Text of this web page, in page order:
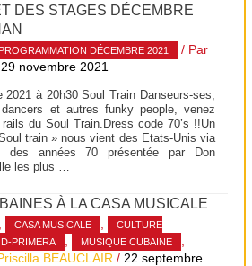
DES STAGES DÉCEMBRE
PROGRAMMATION DÉCEMBRE 2021
/ Par
29 novembre 2021
2021 à 20h30 Soul Train Danseurs-ses,
et autres funky people, venez
du Soul Train.Dress code 70’s !!Un
train » nous vient des Etats-Unis via
des années 70 présentée par Don
les plus …
À LA CASA MUSICALE
CASA MUSICALE
CULTURE
D-PRIMERA MUSIQUE CUBAINE
BEAUCLAIR / 22 septembre